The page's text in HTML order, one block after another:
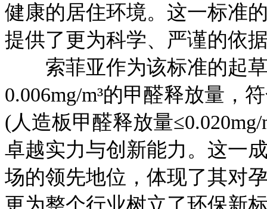
健康的居住环境。这一标准
提供了更为科学、严谨的依
索菲亚作为该标准的起草
0.006mg/m³的甲醛释放量，
(人造板甲醛释放量
卓越实力与创新能力。这一
场的领先地位，体现了其对
更为整个行业树立了环保新